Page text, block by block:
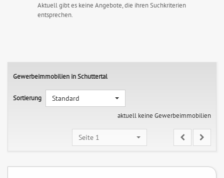
Aktuell gibt es keine Angebote, die ihren Suchkriterien
entsprechen.
Gewerbeimmobilien in Schuttertal
Sortierung
Standard
aktuell keine Gewerbeimmobilien
Seite 1